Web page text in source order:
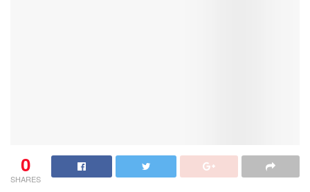
0
SHARES